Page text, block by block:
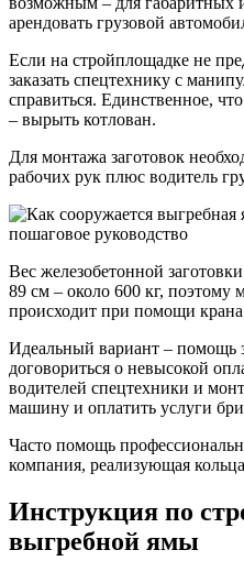
арендовать грузовой
Если на стройплощадке не
заказать спецтехнику с
справиться. Единственное,
– вырыть котлован.
Для монтажа заготовок
рабочих рук плюс водитель
Вес железобетонной
89 см – около 600 кг, поэтому
происходит при помощи
Идеальный вариант –
договориться о невысокой
водителей спецтехники и
машину и оплатить услуги
Часто помощь
компания, реализующая
Инструкция по
выгребной ямы